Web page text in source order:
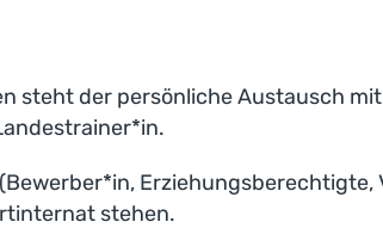
steht der persönliche Austausch
stehen.